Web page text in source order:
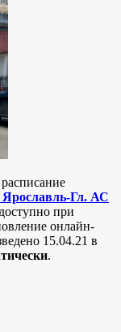
Гл. АС
при
онлайн-
15.04.21 в
.